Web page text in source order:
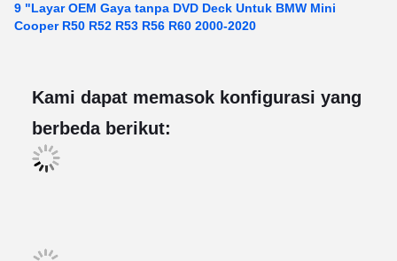
9 "Layar OEM Gaya tanpa DVD Deck Untuk BMW Mini
Cooper R50 R52 R53 R56 R60 2000-2020
Kami dapat memasok konfigurasi yang
berbeda berikut: